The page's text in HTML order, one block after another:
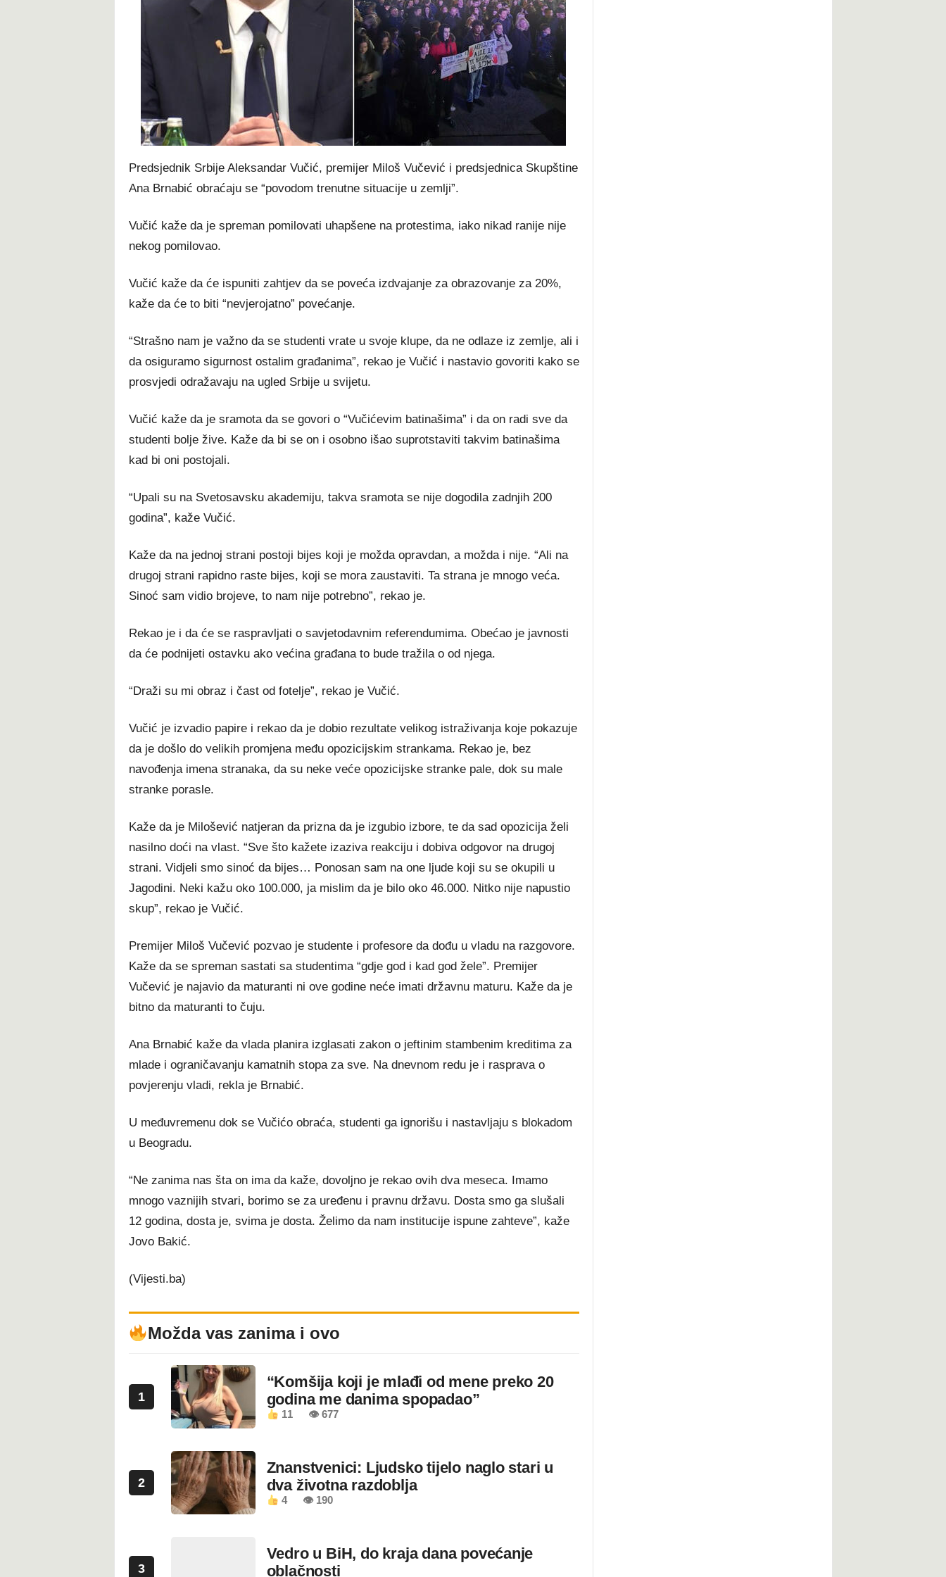
Predsjednik Srbije Aleksandar Vučić, premijer Miloš Vučević i predsjednica Skupštine
Ana Brnabić obraćaju se “povodom trenutne situacije u zemlji”.
Vučić kaže da je spreman pomilovati uhapšene na protestima, iako nikad ranije nije
nekog pomilovao.
Vučić kaže da će ispuniti zahtjev da se poveća izdvajanje za obrazovanje za 20%,
kaže da će to biti “nevjerojatno” povećanje.
“Strašno nam je važno da se studenti vrate u svoje klupe, da ne odlaze iz zemlje, ali i
da osiguramo sigurnost ostalim građanima”, rekao je Vučić i nastavio govoriti kako se
prosvjedi odražavaju na ugled Srbije u svijetu.
Vučić kaže da je sramota da se govori o “Vučićevim batinašima” i da on radi sve da
studenti bolje žive. Kaže da bi se on i osobno išao suprotstaviti takvim batinašima
kad bi oni postojali.
“Upali su na Svetosavsku akademiju, takva sramota se nije dogodila zadnjih 200
godina”, kaže Vučić.
Kaže da na jednoj strani postoji bijes koji je možda opravdan, a možda i nije. “Ali na
drugoj strani rapidno raste bijes, koji se mora zaustaviti. Ta strana je mnogo veća.
Sinoć sam vidio brojeve, to nam nije potrebno”, rekao je.
Rekao je i da će se raspravljati o savjetodavnim referendumima. Obećao je javnosti
da će podnijeti ostavku ako većina građana to bude tražila o od njega.
“Draži su mi obraz i čast od fotelje”, rekao je Vučić.
Vučić je izvadio papire i rekao da je dobio rezultate velikog istraživanja koje pokazuje
da je došlo do velikih promjena među opozicijskim strankama. Rekao je, bez
navođenja imena stranaka, da su neke veće opozicijske stranke pale, dok su male
stranke porasle.
Kaže da je Milošević natjeran da prizna da je izgubio izbore, te da sad opozicija želi
nasilno doći na vlast. “Sve što kažete izaziva reakciju i dobiva odgovor na drugoj
strani. Vidjeli smo sinoć da bijes… Ponosan sam na one ljude koji su se okupili u
Jagodini. Neki kažu oko 100.000, ja mislim da je bilo oko 46.000. Nitko nije napustio
skup”, rekao je Vučić.
Premijer Miloš Vučević pozvao je studente i profesore da dođu u vladu na razgovore.
Kaže da se spreman sastati sa studentima “gdje god i kad god žele”. Premijer
Vučević je najavio da maturanti ni ove godine neće imati državnu maturu. Kaže da je
bitno da maturanti to čuju.
Ana Brnabić kaže da vlada planira izglasati zakon o jeftinim stambenim kreditima za
mlade i ograničavanju kamatnih stopa za sve. Na dnevnom redu je i rasprava o
povjerenju vladi, rekla je Brnabić.
U međuvremenu dok se Vučićo obraća, studenti ga ignorišu i nastavljaju s blokadom
u Beogradu.
“Ne zanima nas šta on ima da kaže, dovoljno je rekao ovih dva meseca. Imamo
mnogo vaznijih stvari, borimo se za uređenu i pravnu državu. Dosta smo ga slušali
12 godina, dosta je, svima je dosta. Želimo da nam institucije ispune zahteve”, kaže
Jovo Bakić.
(Vijesti.ba)
Možda vas zanima i ovo
1
“Komšija koji je mlađi od mene preko 20
godina me danima spopadao”
11 👁 677
2
Znanstvenici: Ljudsko tijelo naglo stari u
dva životna razdoblja
4 👁 190
3
Vedro u BiH, do kraja dana povećanje
oblačnosti